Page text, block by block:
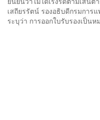
เสถียรรัตน์ รองอธิบดีกรมการ
ระบุว่า การออกใบรับรองเป็นห